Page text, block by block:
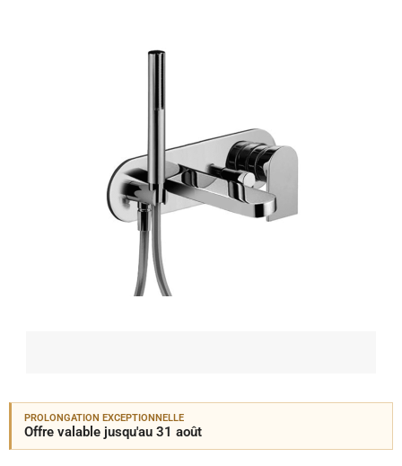
PROLONGATION EXCEPTIONNELLE
Offre valable jusqu'au 31 août